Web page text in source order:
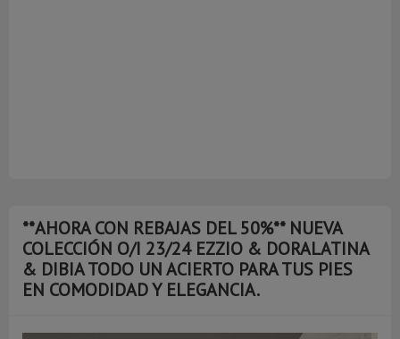
**AHORA CON REBAJAS DEL 50%** NUEVA
COLECCIÓN O/I 23/24 EZZIO & DORALATINA
& DIBIA TODO UN ACIERTO PARA TUS PIES
EN COMODIDAD Y ELEGANCIA.